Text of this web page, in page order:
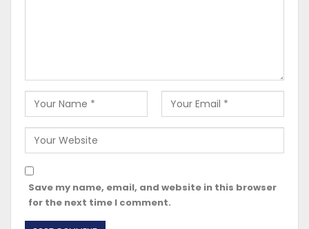
Save my name, email, and website in this browser
for the next time I comment.